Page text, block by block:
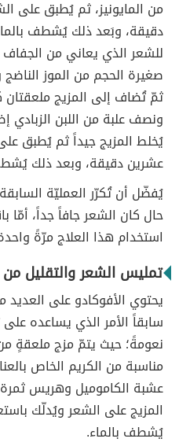
من المايونيز، ثم يُطبق على
دقيقة، وبَعد ذلك يُشطف
للشعر الذي يعاني من
صغيرة الحجم من الموز
ثمّ تُضاف إلى المزيج ملعقتان
ونصف علبة من اللبن الزبادي
يُخلط المزيج جيداً ثم يُطبق
عشرين دقيقة، وبعد ذلك
يُفضّل أن تُكرّر العمليّة
حال كان الشعر جافاً جداً، أمّا
استخدام هذا العلاج مرّةً
تمليس الشعر والتقليل من
يحتوي الأفوكادو على العديد
سابقاً الأمر الذي يساعده
نعومةً؛ حيث يتمّ مزج ملعقةٍ
مناسبة من الكريم الخاص
عشبة الكاموميل وهريس
المزيج على الشعر ويُدلّك
يُشطف بالماء.